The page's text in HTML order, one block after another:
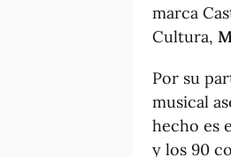
marca
Cultura,
Por su
musical
hecho es
y los 90